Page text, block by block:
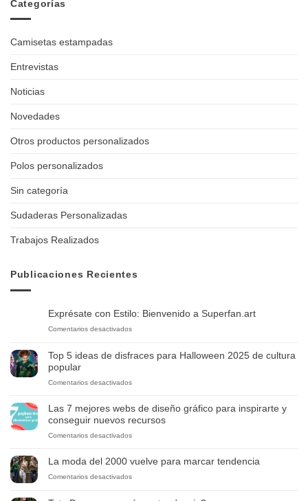
Categorías
Camisetas estampadas
Entrevistas
Noticias
Novedades
Otros productos personalizados
Polos personalizados
Sin categoría
Sudaderas Personalizadas
Trabajos Realizados
Publicaciones Recientes
Exprésate con Estilo: Bienvenido a Superfan.art
Comentarios desactivadosen
Estilo:
a
Top 5 ideas de disfraces para Halloween 2025 de cultura
popular
Comentarios desactivadosen
de
disfraces
Halloween
de
Las 7 mejores webs de diseño gráfico para inspirarte y
conseguir nuevos recursos
Comentarios desactivadosen
webs
La moda del 2000 vuelve para marcar tendencia
Comentarios desactivadosen